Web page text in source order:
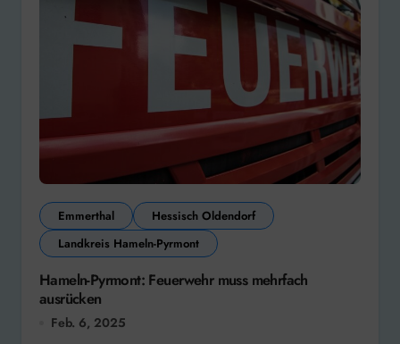
Emmerthal
Hessisch Oldendorf
Landkreis Hameln-Pyrmont
Hameln-Pyrmont: Feuerwehr muss mehrfach
ausrücken
Feb. 6, 2025